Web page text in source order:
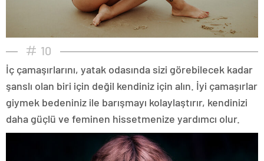
10
İç çamaşırlarını, yatak odasında sizi görebilecek kadar
şanslı olan biri için değil kendiniz için alın. İyi çamaşırlar
giymek bedeniniz ile barışmayı kolaylaştırır, kendinizi
daha güçlü ve feminen hissetmenize yardımcı olur.